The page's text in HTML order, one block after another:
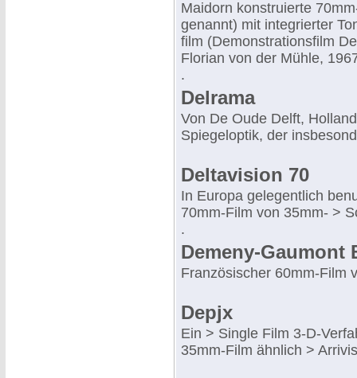
Maidorn konstruierte
genannt) mit integrierter
film (Demonstrationsfilm
Florian von der Mühle,
.
Delrama
Von De Oude Delft,
Spiegeloptik, der
Deltavision 70
In Europa gelegentlich
70mm-Film von 35mm- >
.
Demeny-Gaumont
Französischer 60mm-Film
Depjx
Ein > Single Film 3-D-
35mm-Film ähnlich >